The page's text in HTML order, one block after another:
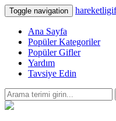
Toggle navigation
Ana Sayfa
Popüler Kategoriler
Popüler Gifler
Yardım
Tavsiye Edin